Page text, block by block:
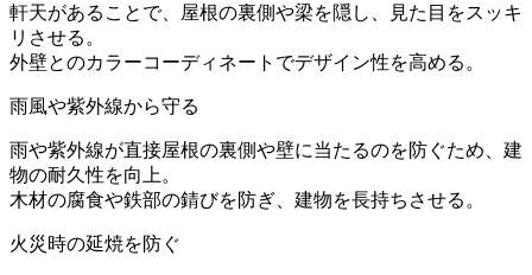
軒天があることで、屋根の裏側や梁を隠し、見た目をスッキ
リさせる。
外壁とのカラーコーディネートでデザイン性を高める。
雨風や紫外線から守る
雨や紫外線が直接屋根の裏側や壁に当たるのを防ぐため、建
物の耐久性を向上。
木材の腐食や鉄部の錆びを防ぎ、建物を長持ちさせる。
火災時の延焼を防ぐ